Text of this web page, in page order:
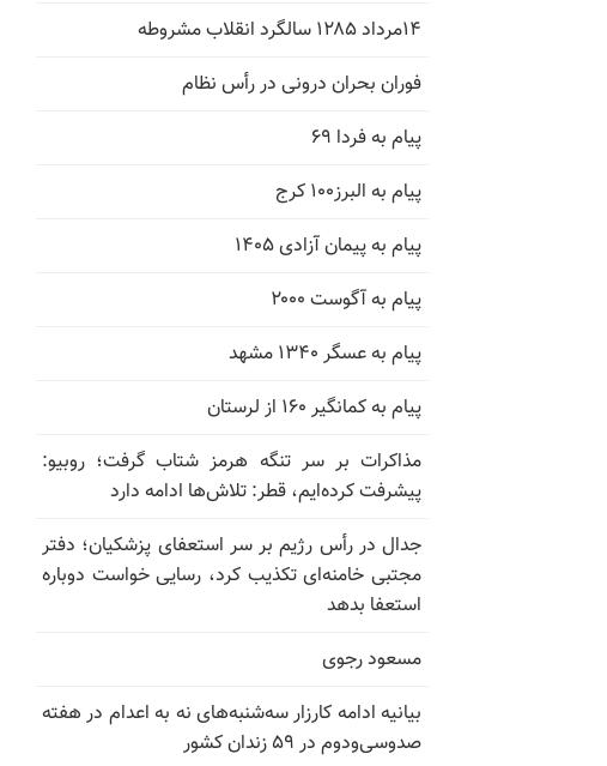
۱۴مرداد ۱۲۸۵ سالگرد انقلاب مشروطه
فوران بحران درونی در رأس نظام
پیام به فردا ۶۹
پیام به البرز۱۰۰ کرج
پیام به پیمان آزادی ۱۴۰۵
پیام به آگوست ۲۰۰۰
پیام به عسگر ۱۳۴۰ مشهد
پیام به کمانگیر ۱۶۰ از لرستان
مذاکرات بر سر تنگه هرمز شتاب گرفت؛ روبیو:
پیشرفت کرده‌ایم، قطر: تلاش‌ها ادامه دارد
جدال در رأس رژیم بر سر استعفای پزشکیان؛ دفتر
مجتبی خامنه‌ای تکذیب کرد، رسایی خواست دوباره
استعفا بدهد
مسعود رجوی
بیانیه ادامه کارزار سه‌شنبه‌های نه به اعدام در هفته
صدوسی‌و‌دوم در ۵۹ زندان کشور